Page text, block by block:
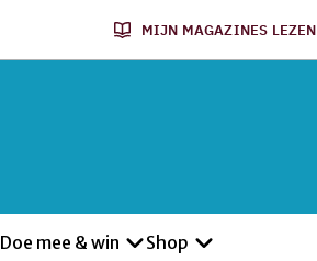
MIJN MAGAZINES LEZEN
Doe mee & win Shop